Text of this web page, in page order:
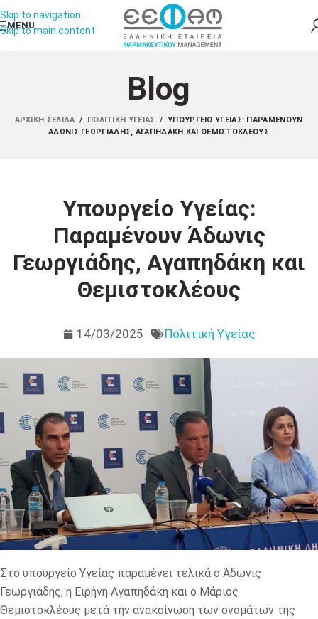
Skip to navigation
Skip to main content
MENU
Blog
ΑΡΧΙΚΉ ΣΕΛΊΔΑ / ΠΟΛΙΤΙΚΉ ΥΓΕΊΑΣ / ΥΠΟΥΡΓΕΊΟ ΥΓΕΊΑΣ: ΠΑΡΑΜΈΝΟΥΝ
ΆΔΩΝΙΣ ΓΕΩΡΓΙΆΔΗΣ, ΑΓΑΠΗΔΆΚΗ ΚΑΙ ΘΕΜΙΣΤΟΚΛΈΟΥΣ
Υπουργείο Υγείας:
Παραμένουν Άδωνις
Γεωργιάδης, Αγαπηδάκη και
Θεμιστοκλέους
14/03/2025 Πολιτική Υγείας
Στο υπουργείο Υγείας παραμένει τελικά ο Άδωνις
Γεωργιάδης, η Ειρήνη Αγαπηδάκη και ο Μάριος
Θεμιστοκλέους μετά την ανακοίνωση των ονομάτων της